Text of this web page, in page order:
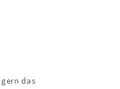
das